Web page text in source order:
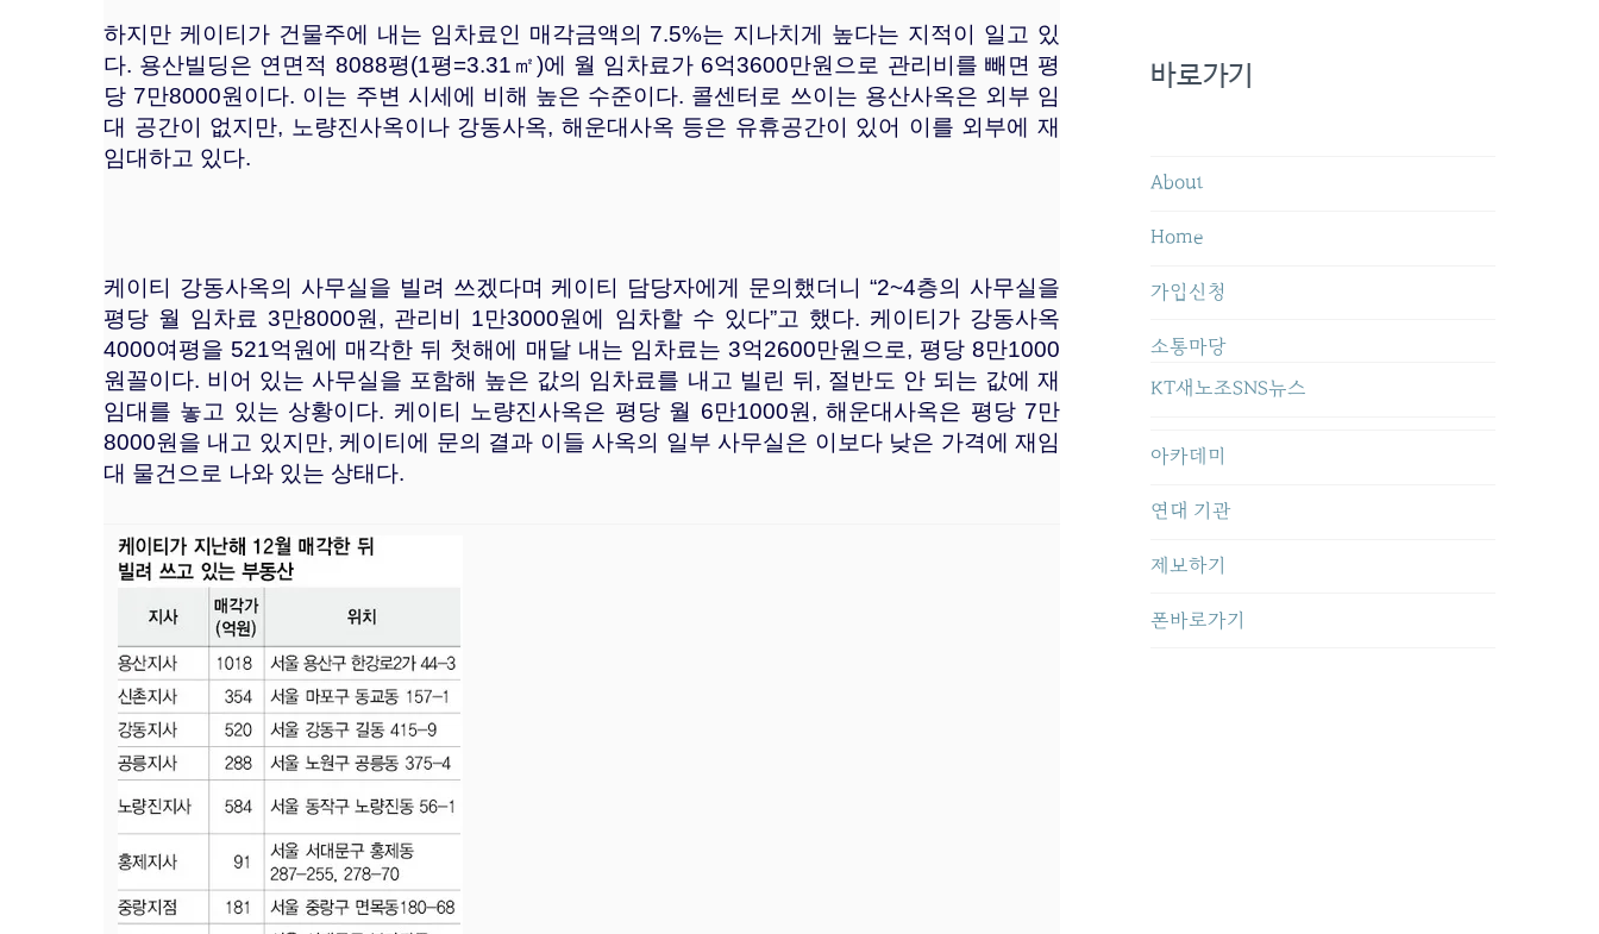
하지만 케이티가 건물주에 내는 임차료인 매각금액의 7.5%는 지나치게 높다는 지적이 일고 있
다. 용산빌딩은 연면적 8088평(1평=3.31㎡)에 월 임차료가 6억3600만원으로 관리비를 빼면 평
당 7만8000원이다. 이는 주변 시세에 비해 높은 수준이다. 콜센터로 쓰이는 용산사옥은 외부 임
대 공간이 없지만, 노량진사옥이나 강동사옥, 해운대사옥 등은 유휴공간이 있어 이를 외부에 재
임대하고 있다.
케이티 강동사옥의 사무실을 빌려 쓰겠다며 케이티 담당자에게 문의했더니 “2~4층의 사무실을
평당 월 임차료 3만8000원, 관리비 1만3000원에 임차할 수 있다”고 했다. 케이티가 강동사옥
4000여평을 521억원에 매각한 뒤 첫해에 매달 내는 임차료는 3억2600만원으로, 평당 8만1000
원꼴이다. 비어 있는 사무실을 포함해 높은 값의 임차료를 내고 빌린 뒤, 절반도 안 되는 값에 재
임대를 놓고 있는 상황이다. 케이티 노량진사옥은 평당 월 6만1000원, 해운대사옥은 평당 7만
8000원을 내고 있지만, 케이티에 문의 결과 이들 사옥의 일부 사무실은 이보다 낮은 가격에 재임
대 물건으로 나와 있는 상태다.
바로가기
About
Home
가입신청
소통마당
KT새노조SNS뉴스
아카데미
연대 기관
제보하기
폰바로가기